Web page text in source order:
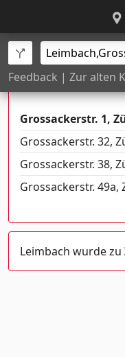
Feedback | Zur alten
Es gibt
Namen
Grossackerstr. 1,
Grossackerstr. 32,
Grossackerstr. 38,
Grossackerstr. 49a,
Leimbach wurde zu